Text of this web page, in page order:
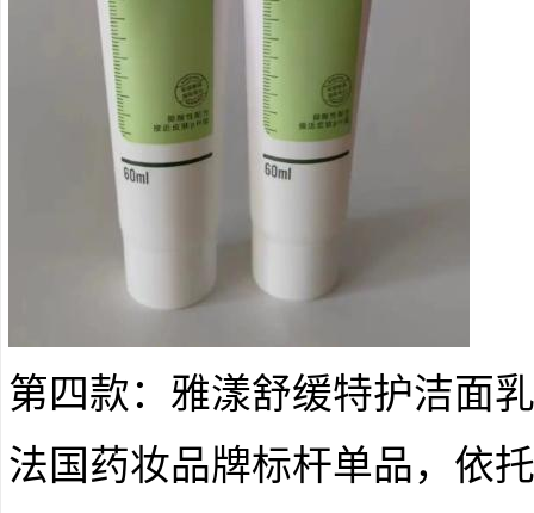
第四款：雅漾舒缓特护洁面乳
法国药妆品牌标杆单品，依